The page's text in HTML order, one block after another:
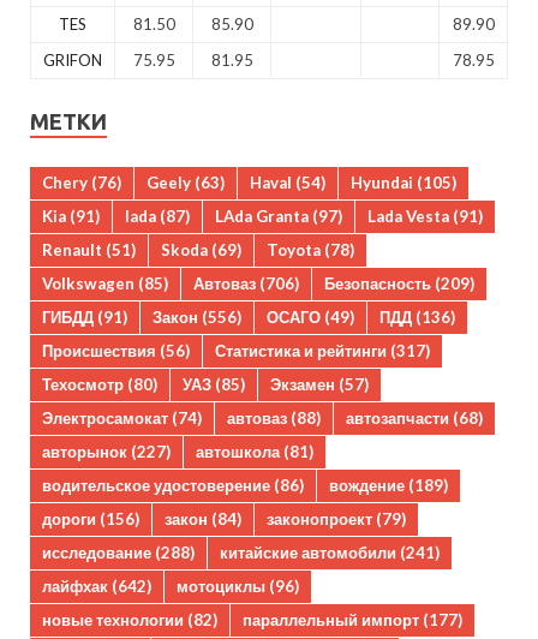
TES
81.50 85.90
89.90
GRIFON
75.95 81.95 78.95
МЕТКИ
Chery (76) Geely (63) Haval (54) Hyundai (105)
Kia (91) lada (87) LAda Granta (97) Lada Vesta (91)
Renault (51) Skoda (69) Toyota (78)
Volkswagen (85) Автоваз (706) Безопасность (209)
ГИБДД (91) Закон (556) ОСАГО (49) ПДД (136)
Происшествия (56) Статистика и рейтинги (317)
Техосмотр (80) УАЗ (85) Экзамен (57)
Электросамокат (74) автоваз (88) автозапчасти (68)
авторынок (227) автошкола(81)
водительское удостоверение (86) вождение (189)
дороги (156) закон (84) законопроект (79)
исследование (288) китайские автомобили (241)
лайфхак (642) мотоциклы (96)
новые технологии (82) параллельный импорт (177)